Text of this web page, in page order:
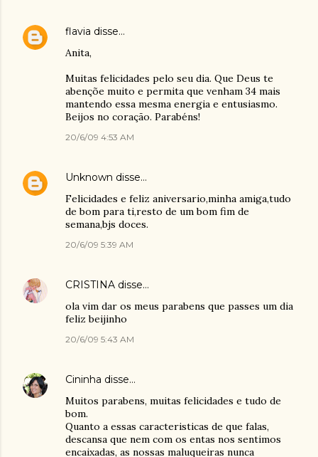
flavia disse…
Anita,
Muitas felicidades pelo seu dia. Que Deus te
abençõe muito e permita que venham 34 mais
mantendo essa mesma energia e entusiasmo.
Beijos no coração. Parabéns!
20/6/09 4:53 AM
Unknown disse…
Felicidades e feliz aniversario,minha amiga,tudo
de bom para ti,resto de um bom fim de
semana,bjs doces.
20/6/09 5:39 AM
CRISTINA disse…
ola vim dar os meus parabens que passes um dia
feliz beijinho
20/6/09 5:43 AM
Cininha disse…
Muitos parabens, muitas felicidades e tudo de
bom.
Quanto a essas caracteristicas de que falas,
descansa que nem com os entas nos sentimos
encaixadas, as nossas maluqueiras nunca